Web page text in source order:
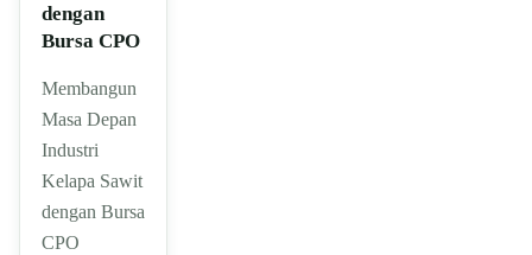
dengan
Bursa CPO
Membangun
Masa Depan
Industri
Kelapa Sawit
dengan Bursa
CPO